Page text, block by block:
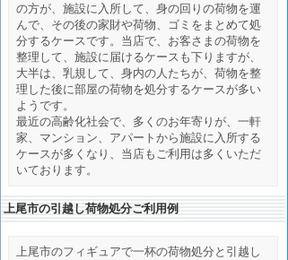
の方が、施設に入所して、身の回りの荷物を運
んで、その後の家財や荷物、ゴミをまとめて処
分するケースです。当店で、お客さまの荷物を
整理して、施設に届けるケースも下りますが、
大半は、乳規して、身内の人たちが、荷物を整
理した後に部屋の荷物を処分するケースが多い
ようです。
最近の高齢化社会で、多くのお年寄りが、一軒
家、マンション、アパートから施設に入所する
ケースが多くなり、当店もご利用は多くいただ
いております。
上尾市の引越し荷物処分ご利用例
上尾市のフィギュアで一杯の荷物処分と引越し